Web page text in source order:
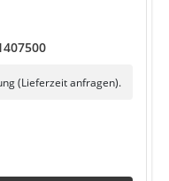
(Lieferzeit anfragen).